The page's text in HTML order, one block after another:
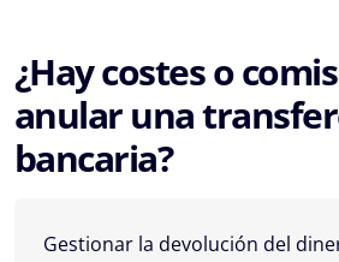
¿Hay costes o
anular una
bancaria?
Gestionar la devolución del